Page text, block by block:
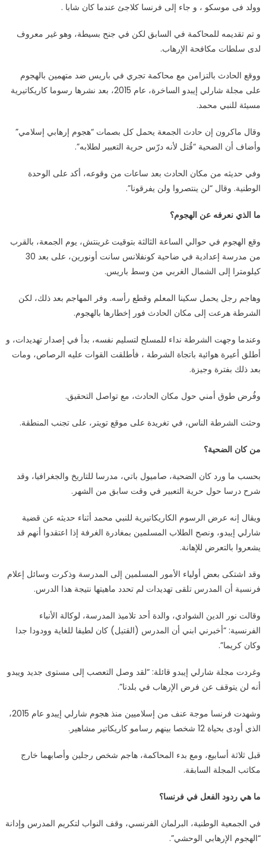
وولد فى موسكو ، و جاء إلى فرنسا كلاجئ عندما كان شابا .
و تم تقديمه للمحاكمة في السابق لكن في جنح بسيطة، وهو غير معروف
لدى سلطات مكافحة الإرهاب.
ووقع الحادث بالتزامن مع محاكمة تجري في باريس ضد متهمين بالهجوم
على مجلة شارلي إيبدو الساخرة، عام 2015، بعد نشرها رسوما كاريكاتيرية
مسيئة للنبي محمد.
وقال ماكرون إن حادث الجمعة يحمل كل بصمات “هجوم إرهابي إسلامي”
وأضاف أن الضحية “قُتل لأنه درّس حرية التعبير لطلابه”.
وفي حديثه من مكان الحادث بعد ساعات من وقوعه، أكد على الوحدة
الوطنية. وقال “لن ينتصروا ولن يفرقونا”.
ما الذي نعرفه عن الهجوم؟
وقع الهجوم في حوالي الساعة الثالثة بتوقيت غرينتش، يوم الجمعة، بالقرب
من مدرسة إعدادية في ضاحية كونفلانس سانت أونورين، على بعد 30
كيلومترا إلى الشمال الغربي من وسط باريس.
وهاجم رجل يحمل سكينا المعلم وقطع رأسه. وفر المهاجم بعد ذلك، لكن
الشرطة هرعت إلى مكان الحادث فور إخطارها بالهجوم.
وعندما وجهت الشرطة نداء للمسلح لتسليم نفسه، بدأ في إصدار تهديدات، و
أطلق أعيرة هوائية باتجاة الشرطة ، فأطلقت القوات عليه الرصاص، ومات
بعد ذلك بفترة وجيزة.
وفُرض طوق أمني حول مكان الحادث، مع تواصل التحقيق.
وحثت الشرطة الناس، في تغريدة على موقع تويتر، على تجنب المنطقة.
من كان الضحية؟
بحسب ما ورد كان الضحية، صاميول باتي، مدرسا للتاريخ والجغرافيا، وقد
شرح درسا حول حرية التعبير في وقت سابق من الشهر.
ويقال إنه عرض الرسوم الكاريكاتيرية للنبي محمد أثناء حديثه عن قضية
شارلي إيبدو، ونصح الطلاب المسلمين بمغادرة الغرفة إذا اعتقدوا أنهم قد
يشعروا بالتعرض للإهانة.
وقد اشتكى بعض أولياء الأمور المسلمين إلى المدرسة وذكرت وسائل إعلام
فرنسية أن المدرس تلقى تهديدات لم تحدد ماهيتها نتيجة هذا الدرس.
وقالت نور الدين الشوادي، والدة أحد تلاميذ المدرسة، لوكالة الأنباء
الفرنسية: “أخبرني ابني أن المدرس (القتيل) كان لطيفا للغاية وودودا جدا
وكان كريما”.
وغردت مجلة شارلي إيبدو قائلة: “لقد وصل التعصب إلى مستوى جديد ويبدو
أنه لن يتوقف عن فرض الإرهاب في بلدنا”.
وشهدت فرنسا موجة عنف من إسلاميين منذ هجوم شارلي إيبدو عام 2015،
الذي أودى بحياة 12 شخصا بينهم رسامو كاريكاتير مشاهير.
قبل ثلاثة أسابيع، ومع بدء المحاكمة، هاجم شخص رجلين وأصابهما خارج
مكاتب المجلة السابقة.
ما هي ردود الفعل في فرنسا؟
في الجمعية الوطنية، البرلمان الفرنسي، وقف النواب لتكريم المدرس وإدانة
“الهجوم الإرهابي الوحشي”.